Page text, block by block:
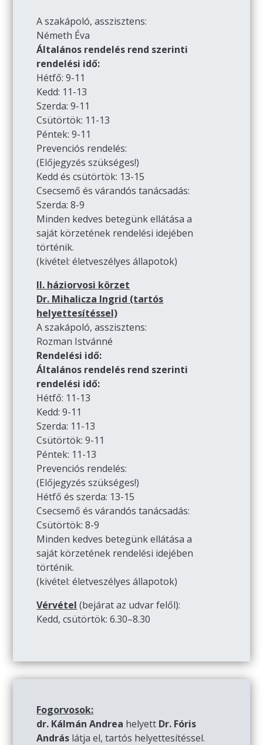
A szakápoló, asszisztens:
Németh Éva
Általános rendelés rend szerinti
rendelési idő:
Hétfő: 9-11
Kedd: 11-13
Szerda: 9-11
Csütörtök: 11-13
Péntek: 9-11
Prevenciós rendelés:
(Előjegyzés szükséges!)
Kedd és csütörtök: 13-15
Csecsemő és várandós tanácsadás:
Szerda: 8-9
Minden kedves betegünk ellátása a
saját körzetének rendelési idejében
történik.
(kivétel: életveszélyes állapotok)
II. háziorvosi körzet
Dr. Mihalicza Ingrid (tartós
helyettesítéssel)
A szakápoló, asszisztens:
Rozman Istvánné
Rendelési idő:
Általános rendelés rend szerinti
rendelési idő:
Hétfő: 11-13
Kedd: 9-11
Szerda: 11-13
Csütörtök: 9-11
Péntek: 11-13
Prevenciós rendelés:
(Előjegyzés szükséges!)
Hétfő és szerda: 13-15
Csecsemő és várandós tanácsadás:
Csütörtök: 8-9
Minden kedves betegünk ellátása a
saját körzetének rendelési idejében
történik.
(kivétel: életveszélyes állapotok)
Vérvétel (bejárat az udvar felől):
Kedd, csütörtök: 6.30–8.30
Fogorvosok:
dr. Kálmán Andrea helyett Dr. Fóris
András látja el, tartós helyettesítéssel.